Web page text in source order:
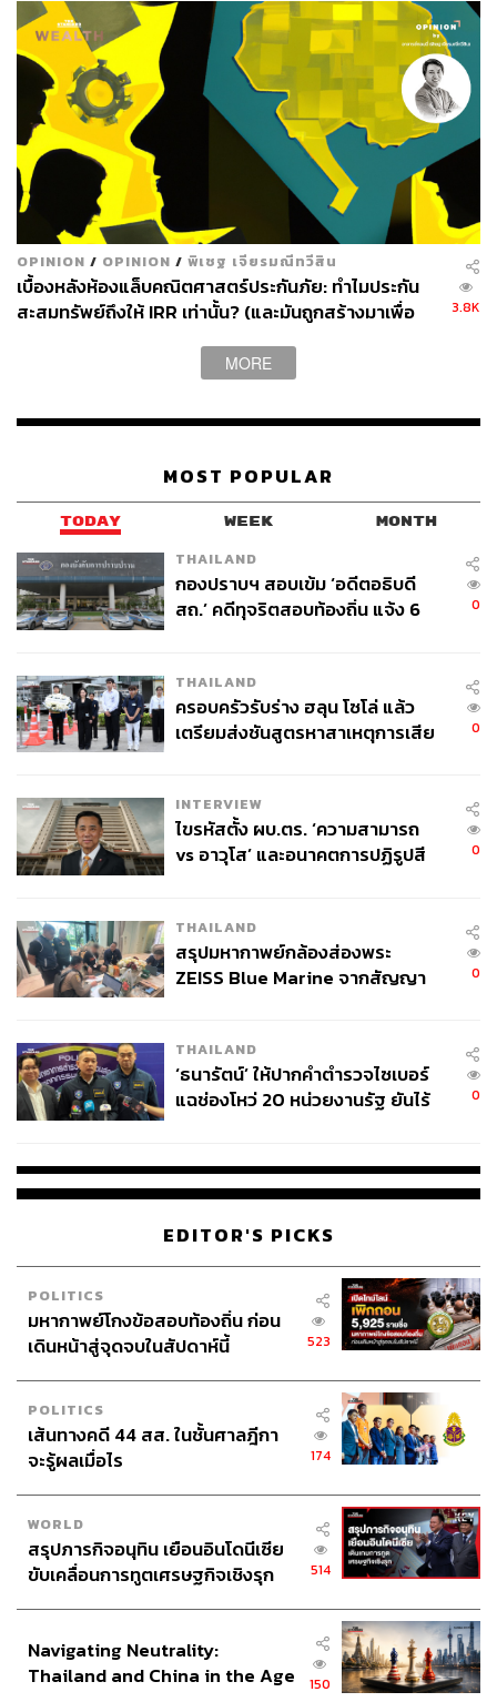
OPINION / OPINION / พิเชฐ เจียรมณีทวีสิน
เบื้องหลังห้องแล็บคณิตศาสตร์ประกันภัย: ทำไมประกัน
สะสมทรัพย์ถึงให้ IRR เท่านั้น? (และมันถูกสร้างมาเพื่อ
3.8K
MORE
MOST POPULAR
TODAY WEEK MONTH
THAILAND
กองปราบฯ สอบเข้ม ‘อดีตอธิบดี
สถ.’ คดีทุจริตสอบท้องถิ่น แจ้ง 6
0
THAILAND
ครอบครัวรับร่าง ฮลุน โซโล่ แล้ว
เตรียมส่งชันสูตรหาสาเหตุการเสีย
0
INTERVIEW
ไขรหัสตั้ง ผบ.ตร. ‘ความสามารถ
vs อาวุโส’ และอนาคตการปฏิรูปสี
0
THAILAND
สรุปมหากาพย์กล้องส่องพระ
ZEISS Blue Marine จากสัญญา
จ่ายหนี้-แอบระบุแบรนด์
0
THAILAND
‘ธนารัตน์’ ให้ปากคำตำรวจไซเบอร์
แฉช่องโหว่ 20 หน่วยงานรัฐ ยันไร้
0
EDITOR'S PICKS
POLITICS
มหากาพย์โกงข้อสอบท้องถิ่น ก่อน
เดินหน้าสู่จุดจบในสัปดาห์นี้
523
POLITICS
เส้นทางคดี 44 สส. ในชั้นศาลฎีกา
จะรู้ผลเมื่อไร
174
WORLD
สรุปภารกิจอนุทิน เยือนอินโดนีเซีย
ขับเคลื่อนการทูตเศรษฐกิจเชิงรุก
514
Navigating Neutrality:
Thailand and China in the Age
150